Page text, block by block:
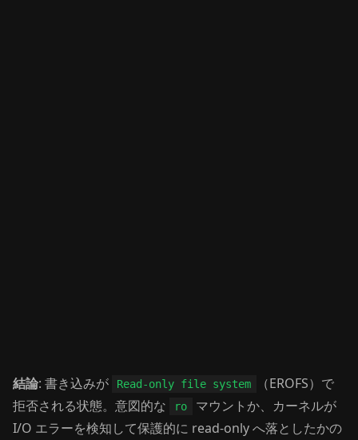
結論: 書き込みが Read-only file system
（EROFS）で
拒否される状態。意図的な
ro
マウントか、カーネルが
I/O エラーを検知して保護的に read-only へ落としたかの